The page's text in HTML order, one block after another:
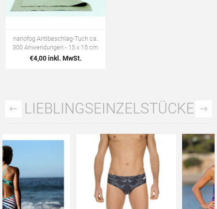
nanofog Antibeschlag-Tuch ca.
300 Anwendungen - 15 x 15 cm
€4,00 inkl. MwSt.
LIEBLINGSEINZELSTÜCKE